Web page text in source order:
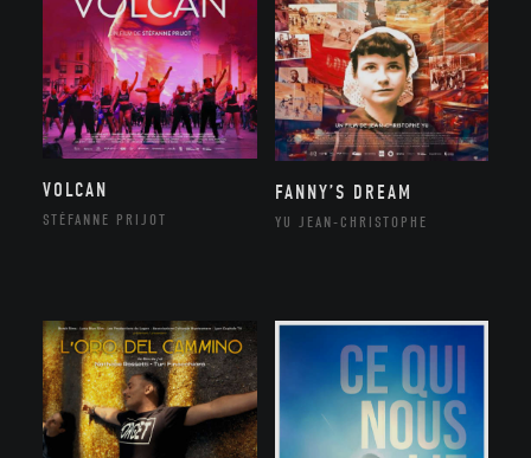
VOLCAN
STÉFANNE PRIJOT
FANNY’S DREAM
YU JEAN-CHRISTOPHE